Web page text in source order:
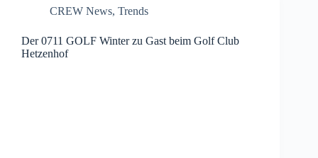
CREW News, Trends
Der 0711 GOLF Winter zu Gast beim Golf Club
Hetzenhof